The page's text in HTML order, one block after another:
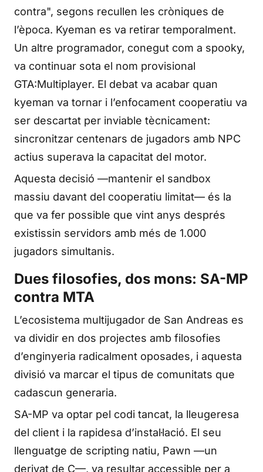
contra", segons recullen les cròniques de
l’època. Kyeman es va retirar temporalment.
Un altre programador, conegut com a spooky,
va continuar sota el nom provisional
GTA:Multiplayer. El debat va acabar quan
kyeman va tornar i l’enfocament cooperatiu va
ser descartat per inviable tècnicament:
sincronitzar centenars de jugadors amb NPC
actius superava la capacitat del motor.
Aquesta decisió —mantenir el sandbox
massiu davant del cooperatiu limitat— és la
que va fer possible que vint anys després
existissin servidors amb més de 1.000
jugadors simultanis.
Dues filosofies, dos mons: SA-MP
contra MTA
L’ecosistema multijugador de San Andreas es
va dividir en dos projectes amb filosofies
d’enginyeria radicalment oposades, i aquesta
divisió va marcar el tipus de comunitats que
cadascun generaria.
SA-MP va optar pel codi tancat, la lleugeresa
del client i la rapidesa d’instal·lació. El seu
llenguatge de scripting natiu, Pawn —un
derivat de C—, va resultar accessible per a